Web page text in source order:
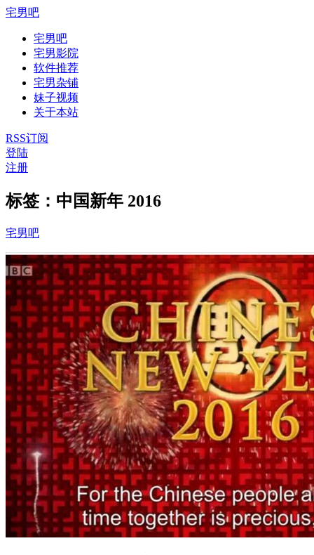
宅男吧
宅男吧
宅男影院
软件推荐
宅男杂铺
妹子视频
关于本站
RSS订阅
登陆
注册
标签：中国新年 2016
宅男吧